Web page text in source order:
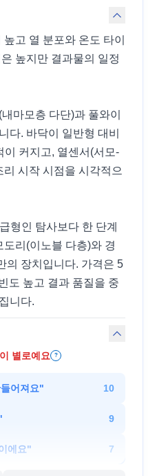
고 열 분포와 온도 타이
높지만 결과물의 일정
마모층 다단)과 풀와이
다. 바닥이 일반형 대비
이 커지고, 열센서(서모-
시작 시점을 시각적으
형인 탐사보다 한 단계
리(이노블 다층)와 경
의 장치입니다. 가격은 5
도 높고 결과 품질을 중
니다.
별로예요 ?
어져요" 10
9
에요" 7